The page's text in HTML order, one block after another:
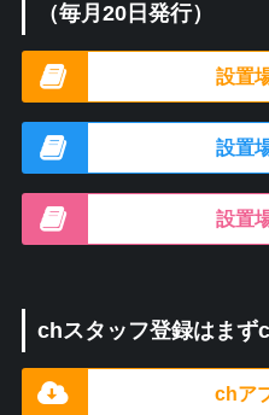
（毎月20日発行）
設置
設置
設置
chスタッフ登録はまず
chア